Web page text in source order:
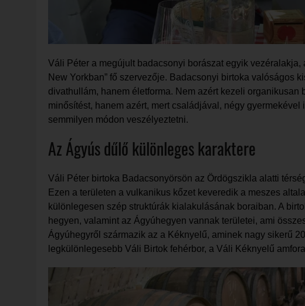
Váli Péter a megújult badacsonyi borászat egyik
New Yorkban” fő szervezője. Badacsonyi birtoka valóságos
divathullám, hanem életforma. Nem azért kezeli organikusan
minősítést, hanem azért, mert családjával, négy
semmilyen módon veszélyeztetni.
Az Ágyús dűlő különleges karaktere
Váli Péter birtoka Badacsonyörsön az Ördögszikla alatti
Ezen a területen a vulkanikus kőzet keveredik a meszes
különlegesen szép struktúrák kialakulásának boraiban. A
hegyen, valamint az Ágyúhegyen vannak területei, ami
Ágyúhegyről származik az a Kéknyelű, aminek nagy sikerű
legkülönlegesebb Váli Birtok fehérbor, a Váli Kéknyelű